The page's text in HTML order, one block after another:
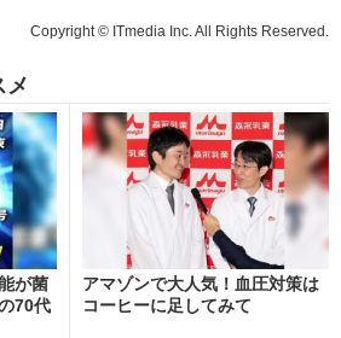
Copyright © ITmedia Inc. All Rights Reserved.
メ
が菌
70代
アマゾンで大人気！血圧対策は
コーヒーに足してみて